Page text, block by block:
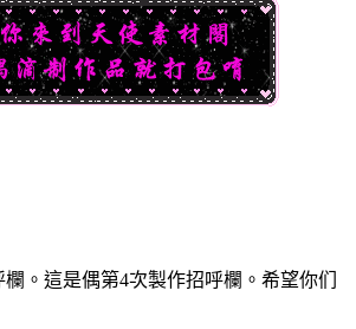
。這是偶第4次製作招呼欄。希望你们